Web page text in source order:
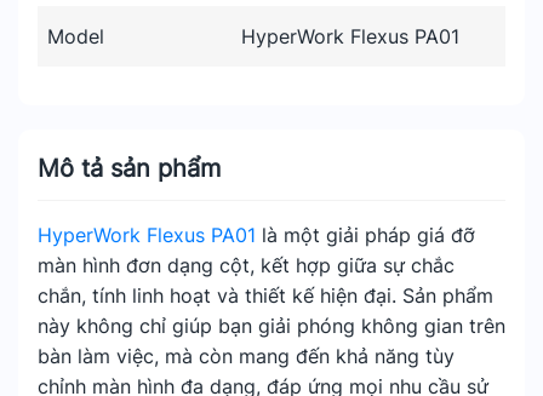
Mô tả sản phẩm
HyperWork Flexus PA01 là một giải pháp giá đỡ
màn hình đơn dạng cột, kết hợp giữa sự chắc
chắn, tính linh hoạt và thiết kế hiện đại. Sản phẩm
này không chỉ giúp bạn giải phóng không gian trên
bàn làm việc, mà còn mang đến khả năng tùy
chỉnh màn hình đa dạng, đáp ứng mọi nhu cầu sử
Model HyperWork Flexus PA01